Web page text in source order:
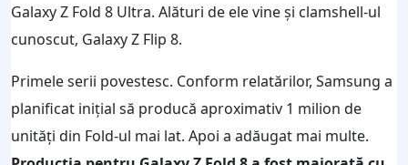
Galaxy Z Fold 8 Ultra. Alături de ele vine și clamshell-ul
cunoscut, Galaxy Z Flip 8.
Primele serii povestesc. Conform relatărilor, Samsung a
planificat inițial să producă aproximativ 1 milion de
unități din Fold-ul mai lat. Apoi a adăugat mai multe.